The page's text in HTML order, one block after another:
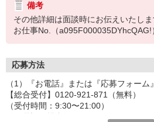
備考
その他詳細は面談時にお伝えいたしま
お仕事No.（a095F000035DYhcQAG!
応募方法
（1）『お電話』または『応募フォーム
【総合受付】0120-921-871（無料）
（受付時間：9:30〜21:00）